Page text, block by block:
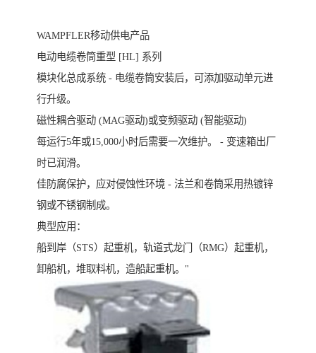
WAMPFLER移动供电产品
电动电缆卷筒重型 [HL] 系列
模块化总成系统 - 电缆卷筒安装后，可添加驱动单元进
行升级。
磁性耦合驱动 (MAG驱动)或变频驱动 (智能驱动)
每运行5年或15,000小时后需要一次维护。 - 变速箱出厂
时已润滑。
佳防腐保护，应对侵蚀性环境 - 法兰和卷筒采用热镀锌
钢或不锈钢制成。
典型应用：
船到岸（STS）起重机，轨道式龙门（RMG）起重机，
卸船机，堆取料机，造船起重机。"